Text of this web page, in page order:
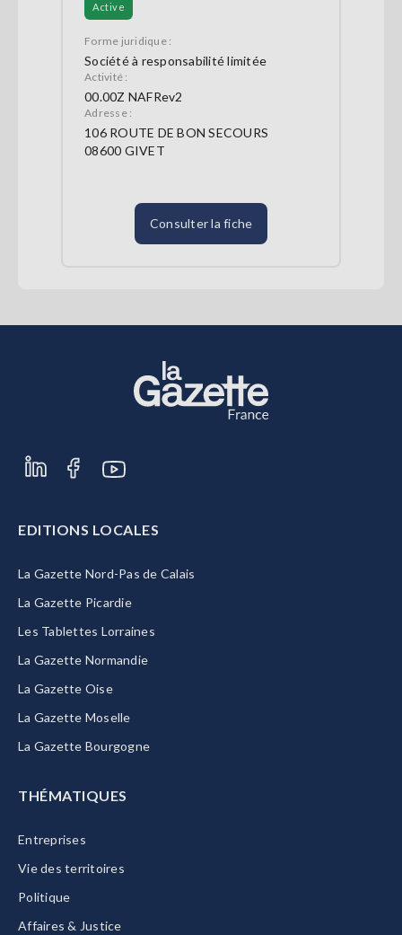
Active
Forme juridique :
Société à responsabilité limitée
Activité :
00.00Z NAFRev2
Adresse :
106 ROUTE DE BON SECOURS
08600 GIVET
Consulter la fiche
EDITIONS LOCALES
La Gazette Nord-Pas de Calais
La Gazette Picardie
Les Tablettes Lorraines
La Gazette Normandie
La Gazette Oise
La Gazette Moselle
La Gazette Bourgogne
THÉMATIQUES
Entreprises
Vie des territoires
Politique
Affaires & Justice